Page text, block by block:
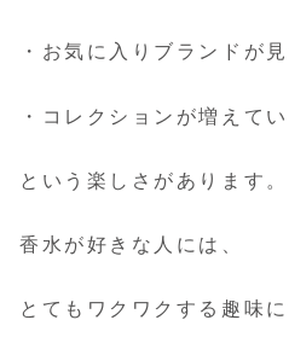
・お気に入りブランドが
・コレクションが増えてい
という楽しさがあります。
香水が好きな人には、
とてもワクワクする趣味に